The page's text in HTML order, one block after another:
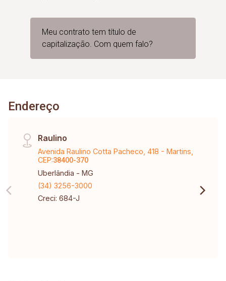
Meu contrato tem título de
capitalização. Com quem falo?
Endereço
Raulino
Avenida Raulino Cotta Pacheco, 418 - Martins,
CEP:38400-370
Uberlândia - MG
(34) 3256-3000
Creci: 684-J